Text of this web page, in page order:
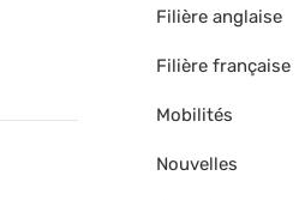
Filière anglaise
Filière française
Mobilités
Nouvelles